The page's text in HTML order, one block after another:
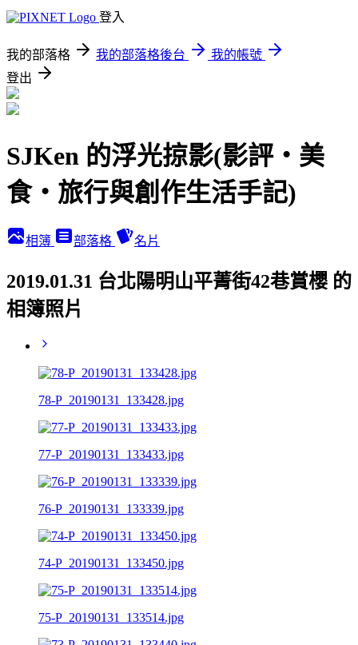
登入
我的部落格 我的部落格後台
我的帳號
登出
SJKen 的浮光掠影(影評‧美
食‧旅行與創作生活手記)
相簿 部落格 名片
2019.01.31 台北陽明山平菁街42巷賞櫻 的
相簿照片
78-P_20190131_133428.jpg
77-P_20190131_133433.jpg
76-P_20190131_133339.jpg
74-P_20190131_133450.jpg
75-P_20190131_133514.jpg